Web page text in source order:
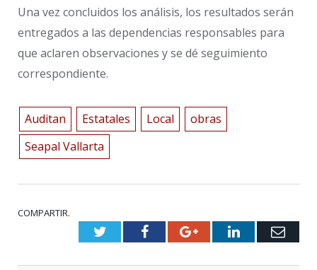
Una vez concluidos los análisis, los resultados serán
entregados a las dependencias responsables para
que aclaren observaciones y se dé seguimiento
correspondiente.
Auditan Estatales Local
obras
Seapal Vallarta
COMPARTIR.
TwitterFacebookGoogle+LinkedIn